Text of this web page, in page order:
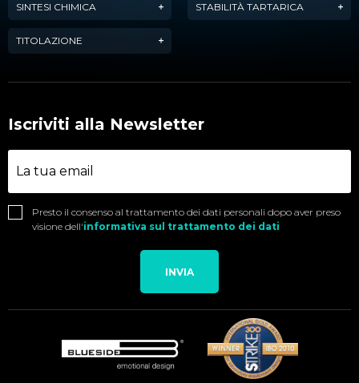
SINTESI CHIMICA STABILITÀ TARTARICA
TITOLAZIONE
Iscriviti alla Newsletter
Presto il consenso al trattamento dei dati personali dopo aver preso
visione dell'informativa sul trattamento dei dati
INVIA